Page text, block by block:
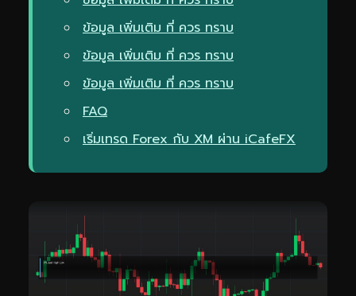
ข้อมูล เพิ่มเติม ที่ ควร ทราบ
ข้อมูล เพิ่มเติม ที่ ควร ทราบ
ข้อมูล เพิ่มเติม ที่ ควร ทราบ
FAQ
เริ่มเทรด Forex กับ XM ผ่าน iCafeFX